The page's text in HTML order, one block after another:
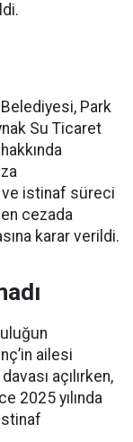
Belediyesi, Park
Su Ticaret
ve istinaf süreci
cezada
karar verildi.
ailesi
açılırken,
2025 yılında